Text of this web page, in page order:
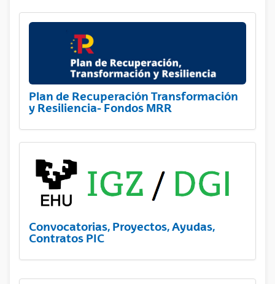
Plan de Recuperación Transformación
y Resiliencia- Fondos MRR
Convocatorias, Proyectos, Ayudas,
Contratos PIC